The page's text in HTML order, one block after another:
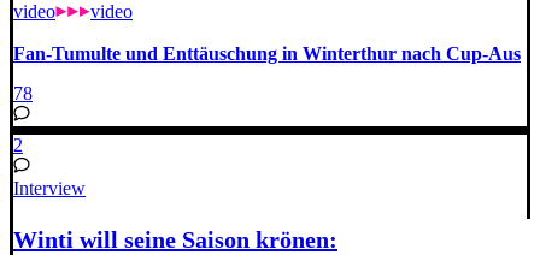
video video
Fan-Tumulte und Enttäuschung in Winterthur nach Cup-Aus
78
2
Interview
Winti will seine Saison krönen: